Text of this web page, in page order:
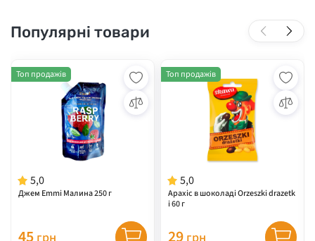
Популярні товари
5,0
Джем Emmi Малина 250 г
Топ продажів
5,0
Арахіс в шоколаді Orzeszki drazetk
i 60 г
Топ продажів